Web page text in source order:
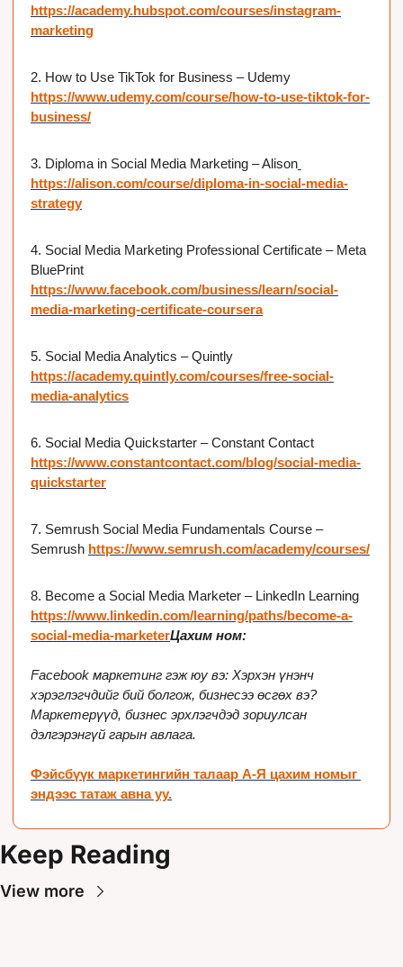
https://academy.hubspot.com/courses/instagram-
marketing
https://www.udemy.com/course/how-to-use-tiktok-for-
business/
3. Diploma in Social Media Marketing – Alison
https://alison.com/course/diploma-in-social-media-
strategy
4. Social Media Marketing Professional Certificate – Meta
https://www.facebook.com/business/learn/social-
media-marketing-certificate-coursera
https://academy.quintly.com/courses/free-social-
media-analytics
https://www.constantcontact.com/blog/social-media-
quickstarter
7. Semrush Social Media Fundamentals Course –
Semrush https://www.semrush.com/academy/courses/
https://www.linkedin.com/learning/paths/become-a-
social-media-marketerЦахим ном:
Facebook маркетинг гэж юу вэ: Хэрхэн үнэнч
хэрэглэгчдийг бий болгож, бизнесээ өсгөх вэ?
Маркетерүүд, бизнес эрхлэгчдэд зориулсан
дэлгэрэнгүй гарын авлага.
Фэйсбүүк маркетингийн талаар А-Я цахим номыг
эндээс татаж авна уу.
Keep Reading
View more